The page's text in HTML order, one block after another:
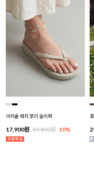
이지솔 웨지 쪼리 슬리퍼
17,900원 19,800원 10%